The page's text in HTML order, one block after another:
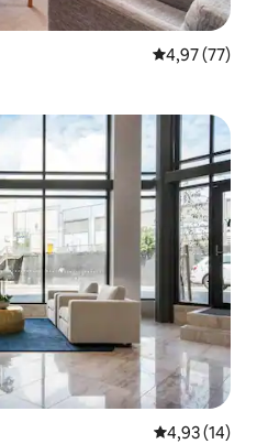
4,97 av 5 i
4,97 (77)
4,93 av 5 i
4,93 (14)